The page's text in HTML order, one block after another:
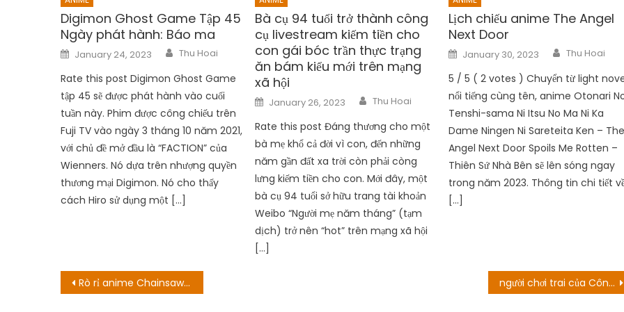
Digimon Ghost Game Tập 45
Ngày phát hành: Báo ma
Posted
on
January 24, 2023 Author
Thu Hoai
Rate this post Digimon Ghost Game
tập 45 sẽ được phát hành vào cuối
tuần này. Phim được công chiếu trên
Fuji TV vào ngày 3 tháng 10 năm 2021,
với chủ đề mở đầu là “FACTION” của
Wienners. Nó dựa trên nhượng quyền
thương mại Digimon. Nó cho thấy
cách Hiro sử dụng một […]
Bà cụ 94 tuổi trở thành công
cụ livestream kiếm tiền cho
con gái bóc trần thực trạng
ăn bám kiểu mới trên mạng
xã hội
Posted
on
January 26, 2023 Author
Thu Hoai
Rate this post Đáng thương cho một
bà mẹ khổ cả đời vì con, đến những
năm gần đất xa trời còn phải còng
lưng kiếm tiền cho con. Mới đây, một
bà cụ 94 tuổi sở hữu trang tài khoản
Weibo “Người mẹ năm tháng” (tạm
dịch) trở nên “hot” trên mạng xã hội
[…]
Lịch chiếu anime The Angel
Next Door
Posted
on
January 30, 2023 Author
Thu Hoai
5 / 5 ( 2 votes ) Chuyển từ light
nổi tiếng cùng tên, anime Otonari
Tenshi-sama Ni Itsu No Ma Ni Ka
Dame Ningen Ni Sareteita Ken – The
Angel Next Door Spoils Me Rotten –
Thiên Sứ Nhà Bên sẽ lên sóng ngay
trong năm 2023. Thông tin chi tiết
[…]
Post
Rò rỉ anime Chainsaw Man dài 20 s, fan nghi ngờ đây là bom xịt vì CGI quá tệ! người chơi trai của Công chúa Beatrice là ai? tôn thất lãng mạn!